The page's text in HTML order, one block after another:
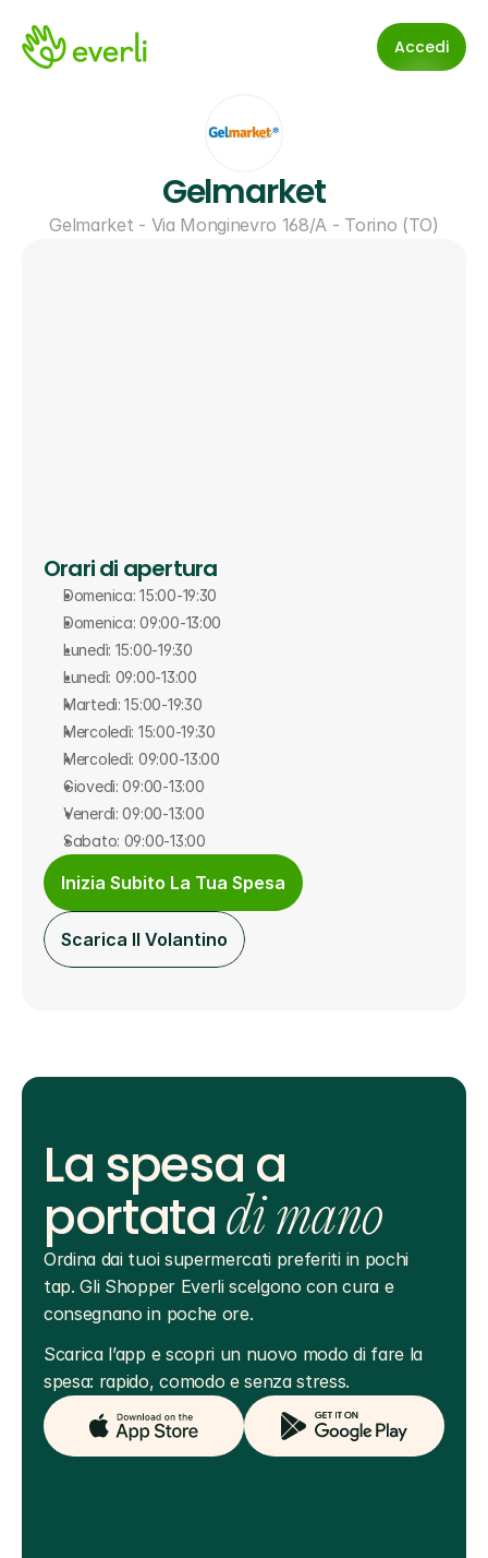
Accedi
Gelmarket
Gelmarket - Via Monginevro 168/A - Torino (TO)
Orari di apertura
Domenica: 15:00-19:30
Domenica: 09:00-13:00
Lunedì: 15:00-19:30
Lunedì: 09:00-13:00
Martedì: 15:00-19:30
Mercoledì: 15:00-19:30
Mercoledì: 09:00-13:00
Giovedì: 09:00-13:00
Venerdì: 09:00-13:00
Sabato: 09:00-13:00
Inizia Subito La Tua Spesa
Scarica Il Volantino
La spesa a
portatadi mano
Ordina dai tuoi supermercati preferiti in pochi
tap. Gli Shopper Everli scelgono con cura e
consegnano in poche ore.
Scarica l’app e scopri un nuovo modo di fare la
spesa: rapido, comodo e senza stress.